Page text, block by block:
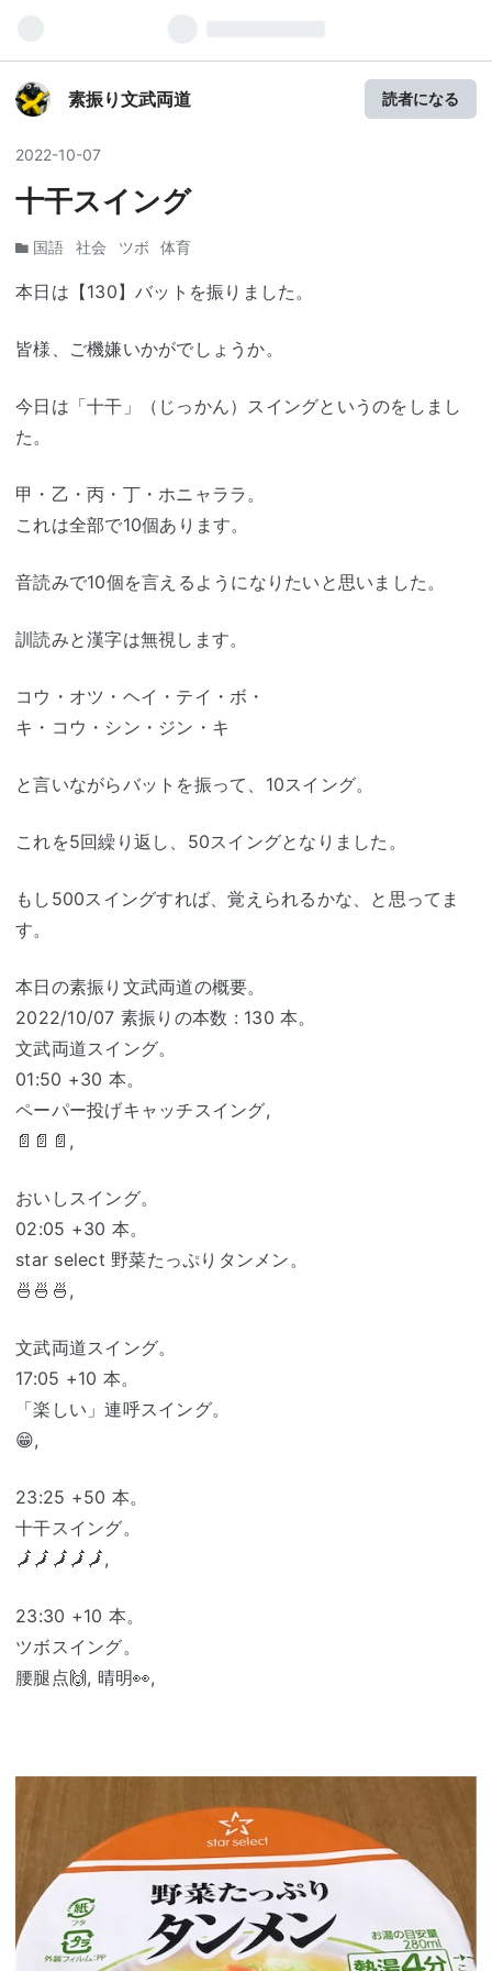
素振り文武両道 読者になる
2022-10-07
十干スイング
国語 社会 ツボ 体育
本日は【130】バットを振りました。
皆様、ご機嫌いかがでしょうか。
今日は「十干」（じっかん）スイングというのをしまし
た。
甲・乙・丙・丁・ホニャララ。
これは全部で10個あります。
音読みで10個を言えるようになりたいと思いました。
訓読みと漢字は無視します。
コウ・オツ・ヘイ・テイ・ボ・
キ・コウ・シン・ジン・キ
と言いながらバットを振って、10スイング。
これを5回繰り返し、50スイングとなりました。
もし500スイングすれば、覚えられるかな、と思ってま
す。
本日の素振り文武両道の概要。
2022/10/07 素振りの本数 : 130 本。
文武両道スイング。
01:50 +30 本。
ペーパー投げキャッチスイング,
📄📄📄,
おいしスイング。
02:05 +30 本。
star select 野菜たっぷりタンメン。
🍜🍜🍜,
文武両道スイング。
17:05 +10 本。
「楽しい」連呼スイング。
😁,
23:25 +50 本。
十干スイング。
🗾🗾🗾🗾🗾,
23:30 +10 本。
ツボスイング。
腰腿点🙌, 晴明👀,